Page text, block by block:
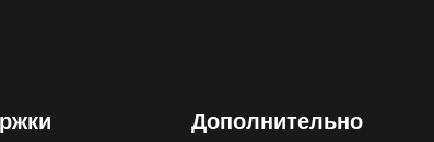
Дополнительно